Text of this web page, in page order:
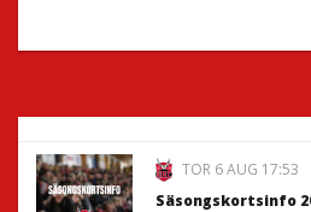
TOR 6 AUG 17:53
Säsongskortsinfo